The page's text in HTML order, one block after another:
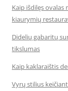
Kaip išdilęs
kiaurymių
Didelių gabaritų
tikslumas
Kaip kaklaraištis
Vyrų stilius